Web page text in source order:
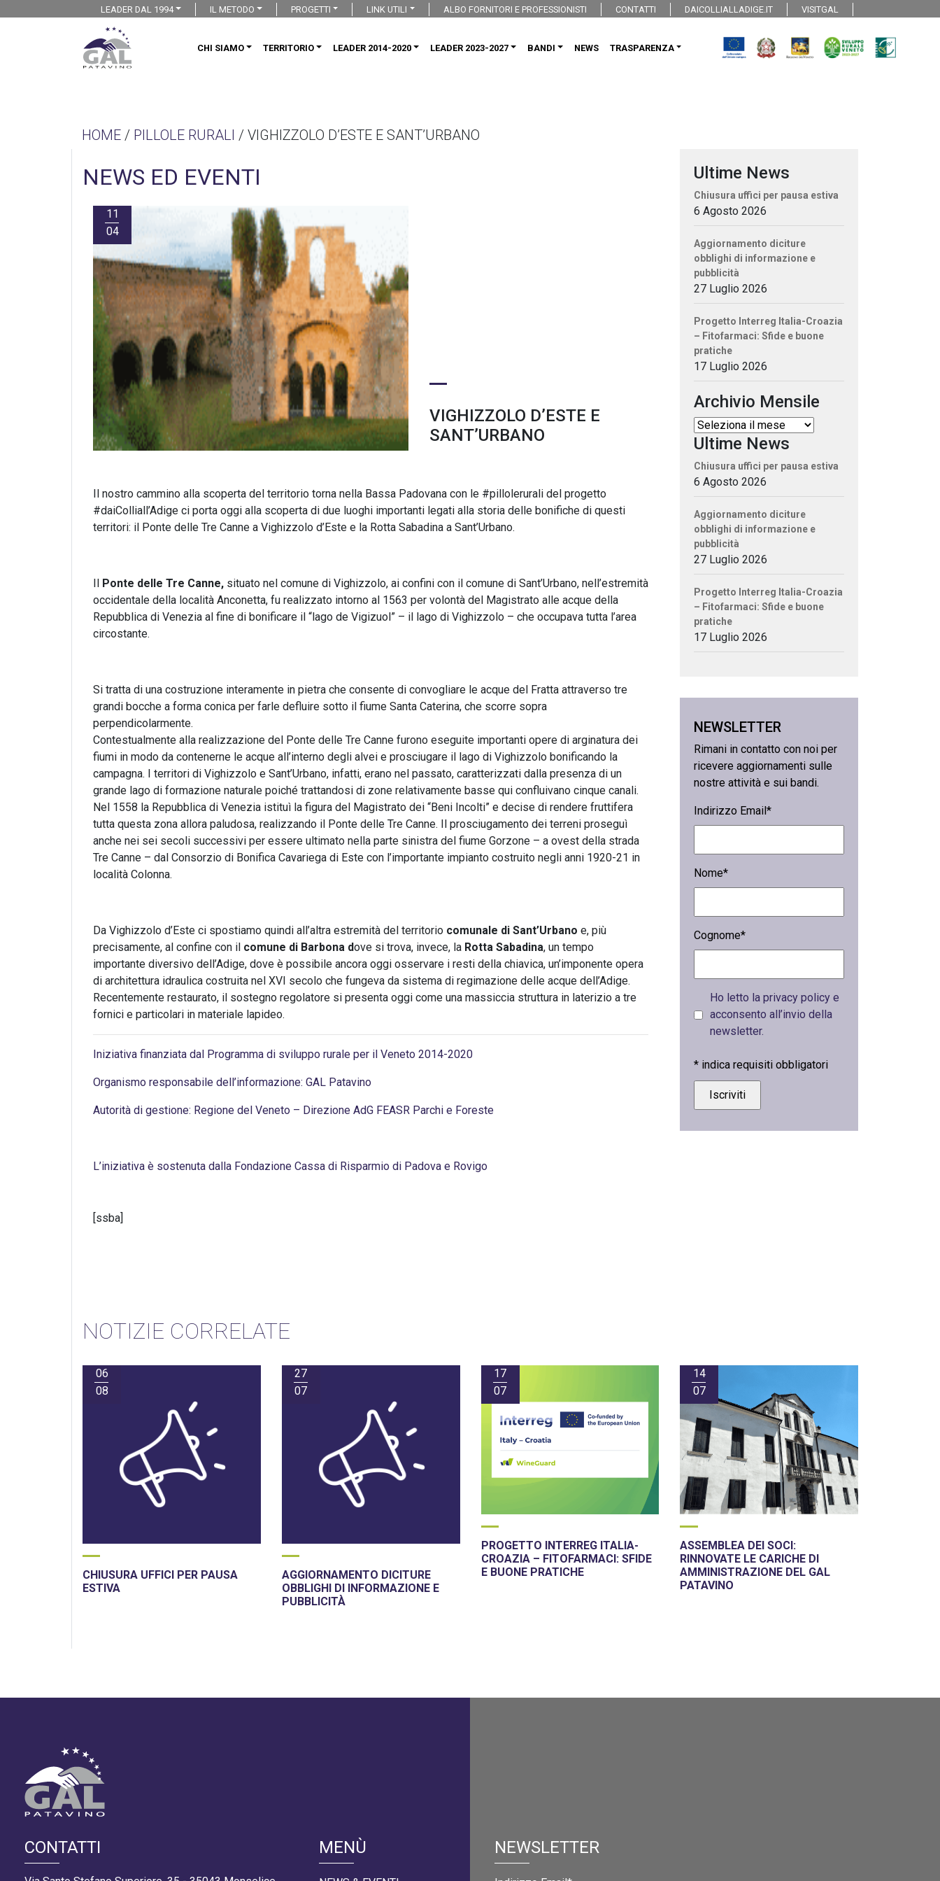
LEADER DAL 1994 IL METODO PROGETTI LINK UTILI ALBO FORNITORI E PROFESSIONISTI CONTATTI DAICOLLIALLADIGE.IT VISITGAL
CHI SIAMO TERRITORIO LEADER 2014-2020 LEADER 2023-2027 BANDI NEWS TRASPARENZA
HOME / PILLOLE RURALI / VIGHIZZOLO D’ESTE E SANT’URBANO
NEWS ED EVENTI
11
04
VIGHIZZOLO D’ESTE E
SANT’URBANO
Il nostro cammino alla scoperta del territorio torna nella Bassa Padovana con le #pillolerurali del progetto
#daiColliall’Adige ci porta oggi alla scoperta di due luoghi importanti legati alla storia delle bonifiche di questi
territori: il Ponte delle Tre Canne a Vighizzolo d’Este e la Rotta Sabadina a Sant’Urbano.
Il Ponte delle Tre Canne, situato nel comune di Vighizzolo, ai confini con il comune di Sant’Urbano, nell’estremità
occidentale della località Anconetta, fu realizzato intorno al 1563 per volontà del Magistrato alle acque della
Repubblica di Venezia al fine di bonificare il “lago de Vigizuol” – il lago di Vighizzolo – che occupava tutta l’area
circostante.
Si tratta di una costruzione interamente in pietra che consente di convogliare le acque del Fratta attraverso tre
grandi bocche a forma conica per farle defluire sotto il fiume Santa Caterina, che scorre sopra
perpendicolarmente.
Contestualmente alla realizzazione del Ponte delle Tre Canne furono eseguite importanti opere di arginatura dei
fiumi in modo da contenerne le acque all’interno degli alvei e prosciugare il lago di Vighizzolo bonificando la
campagna. I territori di Vighizzolo e Sant’Urbano, infatti, erano nel passato, caratterizzati dalla presenza di un
grande lago di formazione naturale poiché trattandosi di zone relativamente basse qui confluivano cinque canali.
Nel 1558 la Repubblica di Venezia istituì la figura del Magistrato dei “Beni Incolti” e decise di rendere fruttifera
tutta questa zona allora paludosa, realizzando il Ponte delle Tre Canne. Il prosciugamento dei terreni proseguì
anche nei sei secoli successivi per essere ultimato nella parte sinistra del fiume Gorzone – a ovest della strada
Tre Canne – dal Consorzio di Bonifica Cavariega di Este con l’importante impianto costruito negli anni 1920-21 in
località Colonna.
Da Vighizzolo d’Este ci spostiamo quindi all’altra estremità del territorio comunale di Sant’Urbano e, più
precisamente, al confine con il comune di Barbona dove si trova, invece, la Rotta Sabadina, un tempo
importante diversivo dell’Adige, dove è possibile ancora oggi osservare i resti della chiavica, un’imponente opera
di architettura idraulica costruita nel XVI secolo che fungeva da sistema di regimazione delle acque dell’Adige.
Recentemente restaurato, il sostegno regolatore si presenta oggi come una massiccia struttura in laterizio a tre
fornici e particolari in materiale lapideo.
Iniziativa finanziata dal Programma di sviluppo rurale per il Veneto 2014-2020
Organismo responsabile dell’informazione: GAL Patavino
Autorità di gestione: Regione del Veneto – Direzione AdG FEASR Parchi e Foreste
L’iniziativa è sostenuta dalla Fondazione Cassa di Risparmio di Padova e Rovigo
[ssba]
Ultime News
Chiusura uffici per pausa estiva
6 Agosto 2026
Aggiornamento diciture
obblighi di informazione e
pubblicità
27 Luglio 2026
Progetto Interreg Italia-Croazia
– Fitofarmaci: Sfide e buone
pratiche
17 Luglio 2026
Archivio Mensile
Ultime News
Chiusura uffici per pausa estiva
6 Agosto 2026
Aggiornamento diciture
obblighi di informazione e
pubblicità
27 Luglio 2026
Progetto Interreg Italia-Croazia
– Fitofarmaci: Sfide e buone
pratiche
17 Luglio 2026
NEWSLETTER
Rimani in contatto con noi per
ricevere aggiornamenti sulle
nostre attività e sui bandi.
Indirizzo Email*
Nome*
Cognome*
Ho letto la privacy policy e
acconsento all’invio della
newsletter.
* indica requisiti obbligatori
NOTIZIE CORRELATE
06
08
CHIUSURA UFFICI PER PAUSA
ESTIVA
27
07
AGGIORNAMENTO DICITURE
OBBLIGHI DI INFORMAZIONE E
PUBBLICITÀ
17
07
PROGETTO INTERREG ITALIA-
CROAZIA – FITOFARMACI: SFIDE
E BUONE PRATICHE
14
07
ASSEMBLEA DEI SOCI:
RINNOVATE LE CARICHE DI
AMMINISTRAZIONE DEL GAL
PATAVINO
CONTATTI MENÙ NEWSLETTER